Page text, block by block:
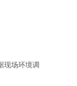
现场环境调